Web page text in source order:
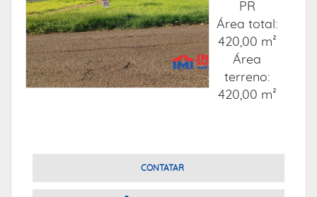
PR
Área total:
420,00 m²
Área
terreno:
420,00 m²
CONTATAR